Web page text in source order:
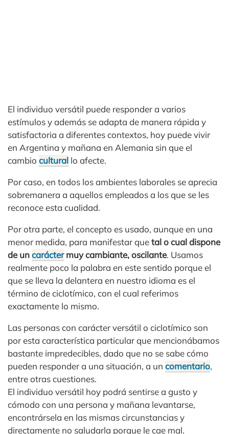
El individuo versátil puede responder a varios
estímulos y además se adapta de manera rápida y
satisfactoria a diferentes contextos, hoy puede vivir
en Argentina y mañana en Alemania sin que el
cambio cultural lo afecte.
Por caso, en todos los ambientes laborales se aprecia
sobremanera a aquellos empleados a los que se les
reconoce esta cualidad.
Por otra parte, el concepto es usado, aunque en una
menor medida, para manifestar quetal o cual dispone
de uncaráctermuy cambiante, oscilante. Usamos
realmente poco la palabra en este sentido porque el
que se lleva la delantera en nuestro idioma es el
término de ciclotímico, con el cual referimos
exactamente lo mismo.
Las personas con carácter versátil o ciclotímico son
por esta característica particular que mencionábamos
bastante impredecibles, dado que no se sabe cómo
pueden responder a una situación, a un comentario,
entre otras cuestiones.
El individuo versátil hoy podrá sentirse a gusto y
cómodo con una persona y mañana levantarse,
encontrársela en las mismas circunstancias y
directamente no saludarla porque le cae mal.